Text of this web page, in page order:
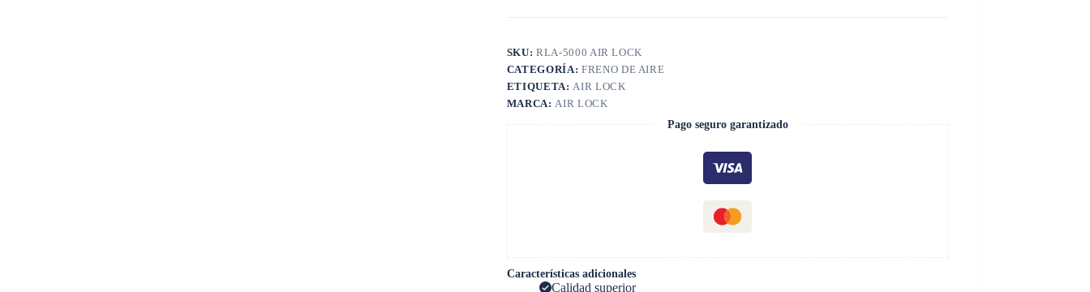
SKU:RLA-5000 AIR LOCK
CATEGORÍA: FRENO DE AIRE
ETIQUETA: AIR LOCK
MARCA: AIR LOCK
Pago seguro garantizado
Características adicionales
Calidad superior